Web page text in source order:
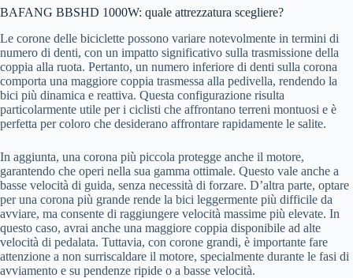
BAFANG BBSHD 1000W: quale attrezzatura scegliere?
Le corone delle biciclette possono variare notevolmente in termini di
numero di denti, con un impatto significativo sulla trasmissione della
coppia alla ruota. Pertanto, un numero inferiore di denti sulla corona
comporta una maggiore coppia trasmessa alla pedivella, rendendo la
bici più dinamica e reattiva. Questa configurazione risulta
particolarmente utile per i ciclisti che affrontano terreni montuosi e è
perfetta per coloro che desiderano affrontare rapidamente le salite.
In aggiunta, una corona più piccola protegge anche il motore,
garantendo che operi nella sua gamma ottimale. Questo vale anche a
basse velocità di guida, senza necessità di forzare. D’altra parte, optare
per una corona più grande rende la bici leggermente più difficile da
avviare, ma consente di raggiungere velocità massime più elevate. In
questo caso, avrai anche una maggiore coppia disponibile ad alte
velocità di pedalata. Tuttavia, con corone grandi, è importante fare
attenzione a non surriscaldare il motore, specialmente durante le fasi di
avviamento e su pendenze ripide o a basse velocità.